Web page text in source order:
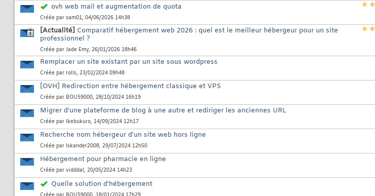
ovh web mail et augmentation de quota
Créée par sam01, 04/06/2026 14h38
[Actualité] Comparatif hébergement web 2026 : quel est le meilleur hébergeur pour un site
professionnel ?
Créée par Jade Emy, 26/01/2026 18h46
Remplacer un site existant par un site sous wordpress
Créée par rolls, 23/02/2024 09h48
[OVH] Redirection entre hébergement classique et VPS
Créée par BOU59000, 28/10/2024 16h19
Migrer d'une plateforme de blog à une autre et rediriger les anciennes URL
Créée par Ikebukuro, 14/09/2024 12h17
Recherche nom hébergeur d'un site web hors ligne
Créée par Iskander2008, 29/07/2024 12h50
Hébergement pour pharmacie en ligne
Créée par vidddal, 20/05/2024 14h23
Quelle solution d'hébergement